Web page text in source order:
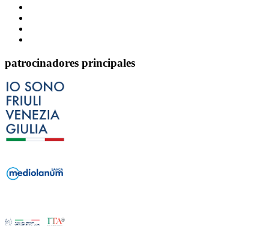
patrocinadores principales